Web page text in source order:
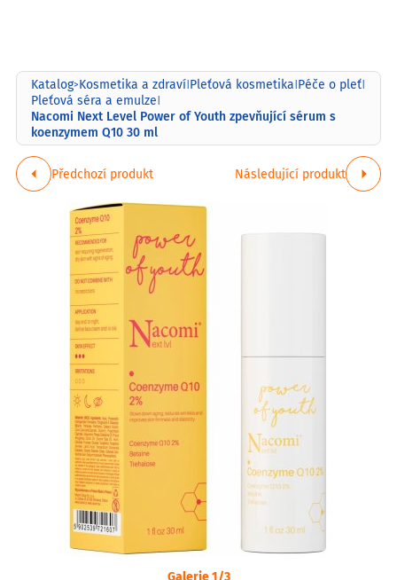
Katalog>Kosmetika a zdraví|Pleťová kosmetika|Péče o pleť|
Pleťová séra a emulze|
Nacomi Next Level Power of Youth zpevňující sérum s
koenzymem Q10 30 ml
Předchozí produkt Následující produkt
Galerie 1/3